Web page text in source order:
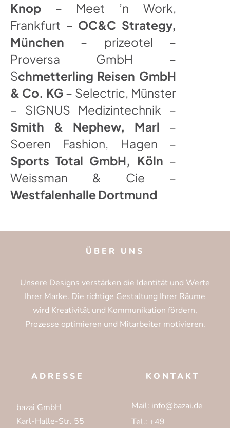
Knop – Meet ’n Work,
Frankfurt – OC&C Strategy,
München – prizeotel –
Proversa GmbH –
Schmetterling Reisen GmbH
& Co. KG – Selectric, Münster
– SIGNUS Medizintechnik –
Smith & Nephew, Marl –
Soeren Fashion, Hagen –
Sports Total GmbH, Köln –
Weissman & Cie –
Westfalenhalle Dortmund
ÜBER UNS
Unsere Designs verstärken die Identität und Werte
Ihrer Marke. Die richtige Gestaltung Ihrer Räume
wird Kreativität und Kommunikation fördern,
Prozesse optimieren und Mitarbeiter motivieren.
ADRESSE
bazai GmbH
Karl-Halle-Str. 55
KONTAKT
Mail: info@bazai.de
Tel.: +49